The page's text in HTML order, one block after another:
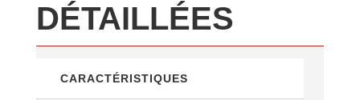
DÉTAILLÉES
CARACTÉRISTIQUES